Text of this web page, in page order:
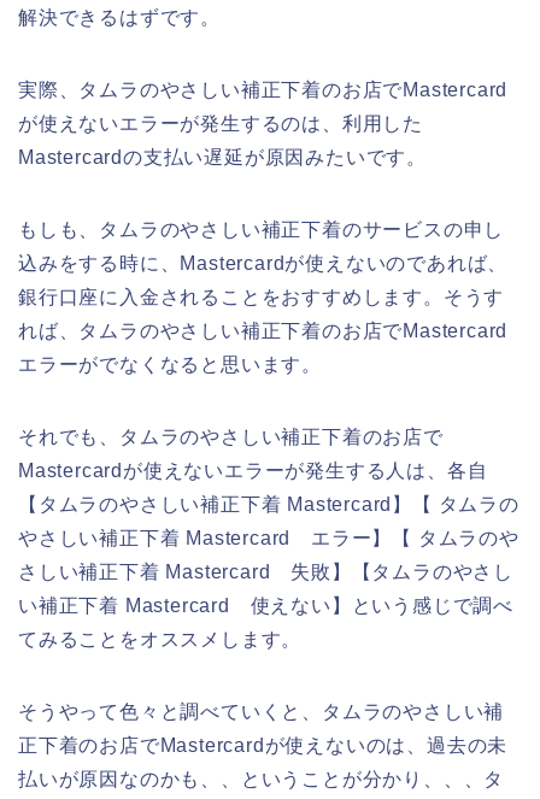
解決できるはずです。
実際、タムラのやさしい補正下着のお店でMastercard
が使えないエラーが発生するのは、利用した
Mastercardの支払い遅延が原因みたいです。
もしも、タムラのやさしい補正下着のサービスの申し
込みをする時に、Mastercardが使えないのであれば、
銀行口座に入金されることをおすすめします。そうす
れば、タムラのやさしい補正下着のお店でMastercard
エラーがでなくなると思います。
それでも、タムラのやさしい補正下着のお店で
Mastercardが使えないエラーが発生する人は、各自
【タムラのやさしい補正下着 Mastercard】【 タムラの
やさしい補正下着 Mastercard エラー】【 タムラのや
さしい補正下着 Mastercard 失敗】【タムラのやさし
い補正下着 Mastercard 使えない】という感じで調べ
てみることをオススメします。
そうやって色々と調べていくと、タムラのやさしい補
正下着のお店でMastercardが使えないのは、過去の未
払いが原因なのかも、、ということが分かり、、、タ